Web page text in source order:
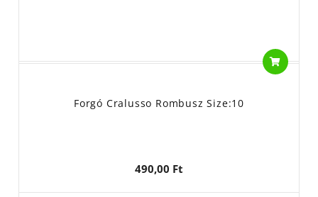
Forgó Cralusso Rombusz Size:10
490,00 Ft